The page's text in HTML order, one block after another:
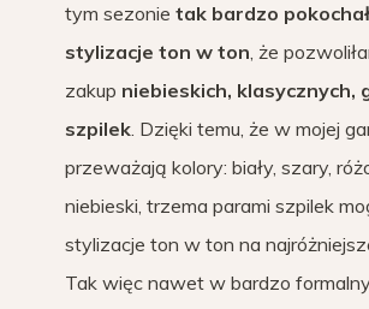
tym sezonie tak bardzo
stylizacje ton w ton, że
zakup niebieskich, klasycznych,
szpilek. Dzięki temu, że w mojej
przeważają kolory: biały, szary,
niebieski, trzema parami szpilek
stylizacje ton w ton na
Tak więc nawet w bardzo